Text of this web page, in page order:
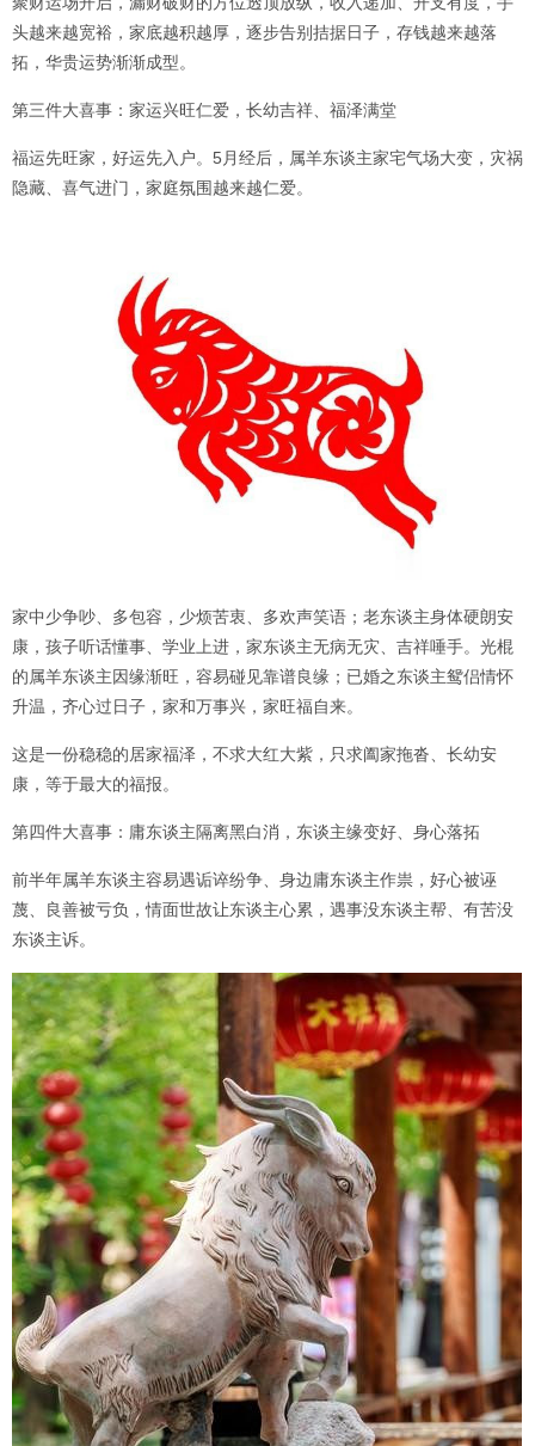
头越来越宽裕，家底越积越厚，逐步告别拮据日子，存钱越来越落
拓，华贵运势渐渐成型。
第三件大喜事：家运兴旺仁爱，长幼吉祥、福泽满堂
福运先旺家，好运先入户。5月经后，属羊东谈主家宅气场大变，灾祸
隐藏、喜气进门，家庭氛围越来越仁爱。
家中少争吵、多包容，少烦苦衷、多欢声笑语；老东谈主身体硬朗安
康，孩子听话懂事、学业上进，家东谈主无病无灾、吉祥唾手。光棍
的属羊东谈主因缘渐旺，容易碰见靠谱良缘；已婚之东谈主鸳侣情怀
升温，齐心过日子，家和万事兴，家旺福自来。
这是一份稳稳的居家福泽，不求大红大紫，只求阖家拖沓、长幼安
康，等于最大的福报。
第四件大喜事：庸东谈主隔离黑白消，东谈主缘变好、身心落拓
前半年属羊东谈主容易遇诟谇纷争、身边庸东谈主作祟，好心被诬
蔑、良善被亏负，情面世故让东谈主心累，遇事没东谈主帮、有苦没
东谈主诉。